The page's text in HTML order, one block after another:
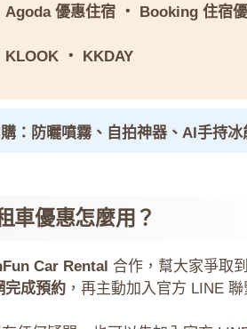
Agoda 優惠住宿 ・ Booking 住宿
KLOOK ・ KKDAY
：防曬噴霧、自拍神器、AI手持
車優惠怎麼用？
Car Rental 合作，幫大家爭取
完成預約 ，再主動加入官方 LINE